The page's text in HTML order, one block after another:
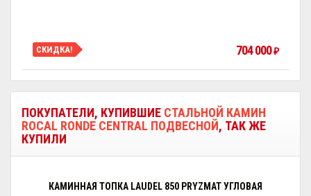
СКИДКА! 704 000₽
ПОКУПАТЕЛИ, КУПИВШИЕ СТАЛЬНОЙ КАМИН
ROCAL RONDE CENTRAL ПОДВЕСНОЙ, ТАК ЖЕ
КУПИЛИ
КАМИННАЯ ТОПКА LAUDEL 850 PRYZMAT УГЛОВАЯ